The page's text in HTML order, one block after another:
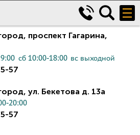
проспект Гагарина,
сб 10:00-18:00 вс выходной
57
ул. Бекетова д. 13а
20:00
57